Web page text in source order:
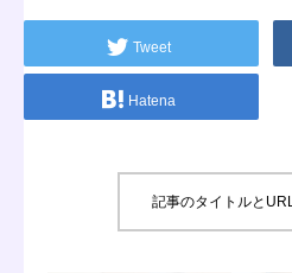
Tweet
Hatena
記事のタイトルと